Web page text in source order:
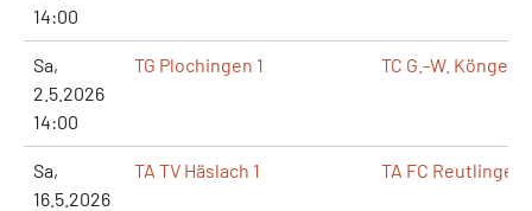
14:00
Sa,
2.5.2026
14:00
TG Plochingen 1 TC G.-W. Köngen 1
Sa,
16.5.2026
TA TV Häslach 1 TA FC Reutlingen